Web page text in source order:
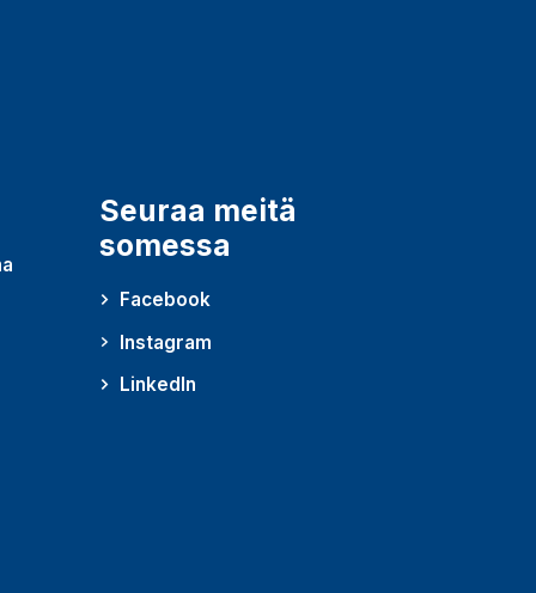
Seuraa meitä
somessa
Facebook
Instagram
LinkedIn